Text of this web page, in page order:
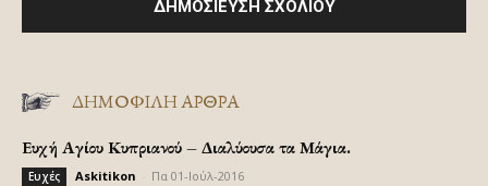
ΔΗΜΟΦΙΛΗ ΑΡΘΡΑ
Ευχή Αγίου Κυπριανού – Διαλύουσα τα Μάγια.
Ευχές Askitikon Πα 01-Ιούλ-2016